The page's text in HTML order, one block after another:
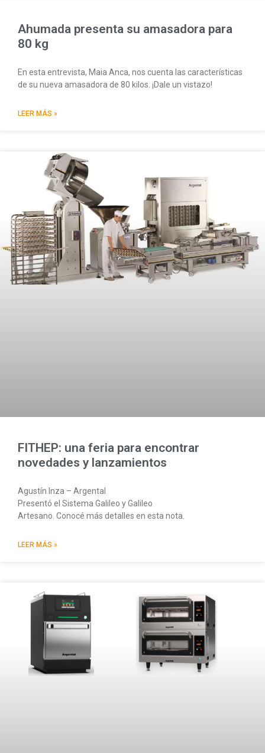
Ahumada presenta su amasadora para
80 kg
En esta entrevista, Maia Anca, nos cuenta las características
de su nueva amasadora de 80 kilos. ¡Dale un vistazo!
LEER MÁS »
FITHEP: una feria para encontrar
novedades y lanzamientos
Agustín Inza – Argental
Presentó el Sistema Galileo y Galileo
Artesano. Conocé más detalles en esta nota.
LEER MÁS »